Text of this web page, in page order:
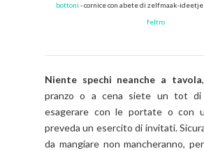
bottoni -cornice con abete di zelfmaak-
feltro
Niente spechi neanche a tavola
pranzo o a cena siete un tot di
esagerare con le portate o con
preveda un esercito di invitati.
da mangiare non mancheranno,